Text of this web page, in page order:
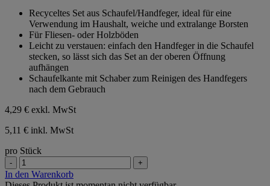
Sternen.
Recyceltes Set aus Schaufel/Handfeger, ideal für eine
Verwendung im Haushalt, weiche und extralange Borsten
Für Fliesen- oder Holzböden
Leicht zu verstauen: einfach den Handfeger in die Schaufel
stecken, so lässt sich das Set an der oberen Öffnung
aufhängen
Schaufelkante mit Schaber zum Reinigen des Handfegers
nach dem Gebrauch
4,29 € exkl. MwSt
5,11 € inkl. MwSt
pro Stück
- +
In den Warenkorb